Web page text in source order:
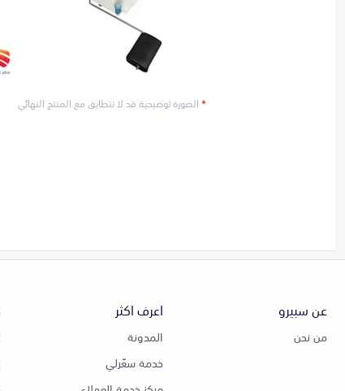
*الصورة توضيحية قد لا تتطابق مع المنتج النهائي
عن سبيرو
من نحن
اعرف اكثر
المدونة
خدمة سعّرلي